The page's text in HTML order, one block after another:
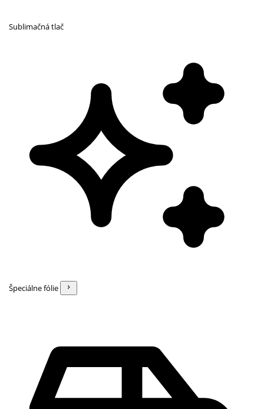
Sublimačná tlač
Špeciálne fólie